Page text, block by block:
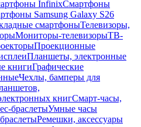
InfinixСмартфоны
Samsung Galaxy S26
смартфоныТелевизоры,
Мониторы-телевизорыТВ-
Проекционные
Планшеты, электронные
книгиГрафические
Чехлы, бамперы для
книгСмарт-часы,
браслетыУмные часы
Ремешки, аксессуары